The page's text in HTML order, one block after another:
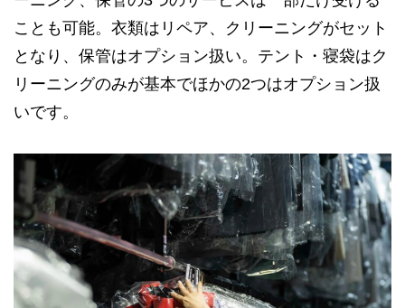
ことも可能。衣類はリペア、クリーニングがセット
となり、保管はオプション扱い。テント・寝袋はク
リーニングのみが基本でほかの2つはオプション扱
いです。